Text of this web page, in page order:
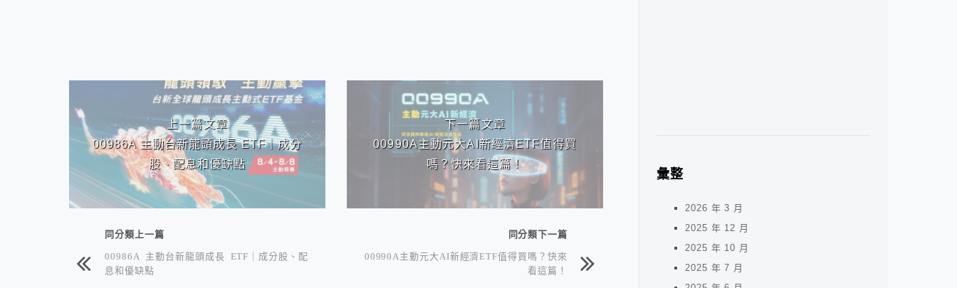
上一篇文章
00986A 主動台新龍頭成長 ETF｜成分
股、配息和優缺點
下一篇文章
00990A主動元大AI新經濟ETF值得買
嗎？快來看這篇！
同分類上一篇
00986A 主動台新龍頭成長 ETF｜成分股、配
息和優缺點
同分類下一篇
00990A主動元大AI新經濟ETF值得買嗎？快來
看這篇！
彙整
2026 年 3 月
2025 年 12 月
2025 年 10 月
2025 年 7 月